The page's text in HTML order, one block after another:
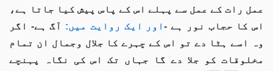
عمل رات کے عمل سے پہلے اس کے پاس پیش کیا جاتا ہے،
اس کا حجاب نور ہے -اور ایک روایت میں: آگ ہے- اگر
وہ اسے ہٹا دے تو اس کے چہرے کا جلال وجمال ان تمام
مخلوقات کو جلا دے گا جہاں تک اس کی نگاہ پہنچے